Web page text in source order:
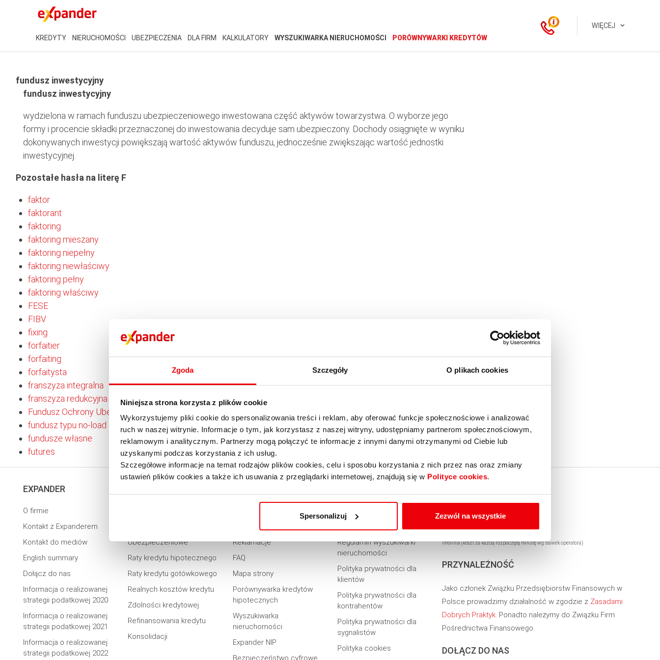
Zgoda Szczegóły O plikach cookies
Niniejsza strona korzysta z plików cookie
Wykorzystujemy pliki cookie do spersonalizowania treści i reklam, aby oferować funkcje społecznościowe i analizować
ruch w naszej witrynie. Informacje o tym, jak korzystasz z naszej witryny, udostępniamy partnerom społecznościowym,
reklamowym i analitycznym. Partnerzy mogą połączyć te informacje z innymi danymi otrzymanymi od Ciebie lub
uzyskanymi podczas korzystania z ich usług.
Szczegółowe informacje na temat rodzajów plików cookies, celu i sposobu korzystania z nich przez nas oraz zmiany
ustawień plików cookies a także ich usuwania z przeglądarki internetowej, znajdują się w Polityce cookies.
Spersonalizuj Zezwól na wszystkie
KREDYTY NIERUCHOMOŚCI UBEZPIECZENIA DLA FIRM KALKULATORY WYSZUKIWARKA NIERUCHOMOŚCI PORÓWNYWARKI KREDYTÓW
WIĘCEJ
fundusz inwestycyjny
fundusz inwestycyjny
wydzielona w ramach funduszu ubezpieczeniowego inwestowana część aktywów towarzystwa. O wyborze jego
formy i procencie składki przeznaczonej do inwestowania decyduje sam ubezpieczony. Dochody osiągnięte w wyniku
dokonywanych inwestycji powiększają wartość aktywów funduszu, jednocześnie zwiększając wartość jednostki
inwestycyjnej.
Pozostałe hasła na literę F
faktor
faktorant
faktoring
faktoring mieszany
faktoring niepełny
faktoring niewłaściwy
faktoring pełny
faktoring właściwy
FESE
FIBV
fixing
forfaitier
forfaiting
forfaitysta
franszyza integralna
franszyza redukcyjna
Fundusz Ochrony Ubezpieczonych
fundusz typu no-load
fundusze własne
futures
EXPANDER
O firmie
Kontakt z Expanderem
Kontakt do mediów
English summary
Dołącz do nas
Informacja o realizowanej
strategii podatkowej 2020
Informacja o realizowanej
strategii podatkowej 2021
Informacja o realizowanej
strategii podatkowej 2022
Ubezpieczeniowe
Raty kredytu hipotecznego
Raty kredytu gotówkowego
Realnych kosztów kredytu
Zdolności kredytowej
Refinansowania kredytu
Konsolidacji
Rabaty i promocje
Reklamacje
FAQ
Mapa strony
Porównywarka kredytów
hipotecznych
Wyszukiwarka
nieruchomości
Expander NIP
Bezpieczeństwo cyfrowe
Regulamin serwisu
Regulamin wyszukiwarki
nieruchomości
Polityka prywatności dla
klientów
Polityka prywatności dla
kontrahentów
Polityka prywatności dla
sygnalistów
Polityka cookies
22 295 44 44
Infolinia (koszt za każdą rozpoczętą minutę wg stawek operatora)
PRZYNALEŻNOŚĆ
Jako członek Związku Przedsiębiorstw Finansowych w
Polsce prowadzimy działalność w zgodzie z Zasadami
Dobrych Praktyk. Ponadto należymy do Związku Firm
Pośrednictwa Finansowego.
DOŁĄCZ DO NAS